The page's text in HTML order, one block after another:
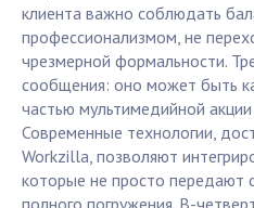
клиента важно соблюдать
профессионализмом, не
чрезмерной формальности.
сообщения: оно может быть
частью мультимедийной
Современные технологии,
Workzilla, позволяют
которые не просто передают